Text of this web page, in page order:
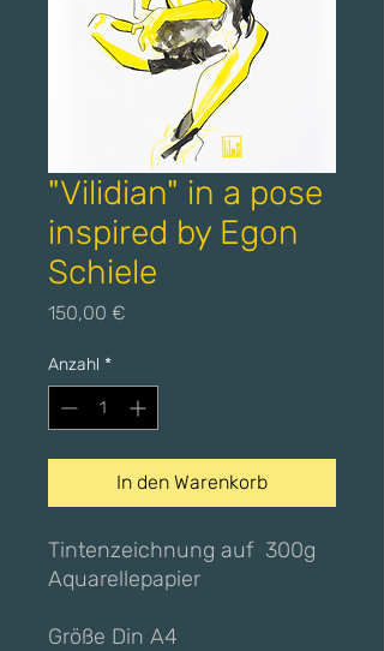
"Vilidian" in a pose
inspired by Egon
Schiele
150,00 €
Anzahl *
In den Warenkorb
Tintenzeichnung auf 300g
Aquarellepapier
Größe Din A4